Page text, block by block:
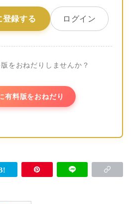
登録する ログイン
をおねだりしませんか？
有料版をおねだり